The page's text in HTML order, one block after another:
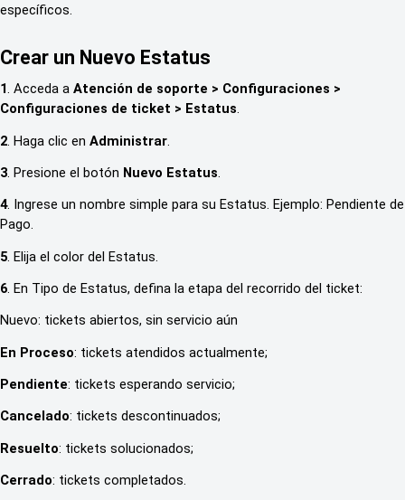
específicos.
Crear un Nuevo Estatus
1. Acceda a Atención de soporte > Configuraciones >
Configuraciones de ticket > Estatus.
2 . Haga clic en Administrar
3. Presione el botón Nuevo Estatus.
4. Ingrese un nombre simple para su Estatus. Ejemplo: Pendiente de
Pago.
5 . Elija el color del Estatus.
6. En Tipo de Estatus, defina la etapa del recorrido del ticket:
Nuevo: tickets abiertos, sin servicio aún
En Proceso: tickets atendidos actualmente;
Pendiente: tickets esperando servicio;
Cancelado: tickets descontinuados;
Resuelto: tickets solucionados;
Cerrado: tickets completados.